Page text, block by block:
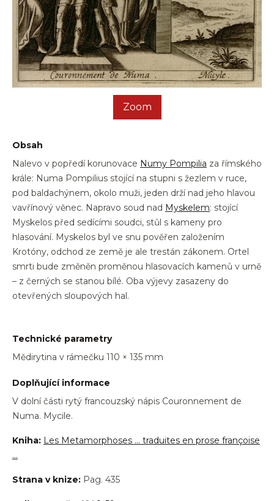
Zoom
Obsah
Nalevo v popředí korunovace Numy Pompilia za římského
krále: Numa Pompilius stojící na stupni s žezlem v ruce,
pod baldachýnem, okolo muži, jeden drží nad jeho hlavou
vavřínový věnec. Napravo soud nad Myskelem: stojící
Myskelos před sedícími soudci, stůl s kameny pro
hlasování. Myskelos byl ve snu pověřen založením
Krotóny, odchod ze země je ale trestán zákonem. Ortel
smrti bude změněn proměnou hlasovacích kamenů v urně
– z černých se stanou bílé. Oba výjevy zasazeny do
otevřených sloupových hal.
Technické parametry
Mědirytina v rámečku 110 × 135 mm
Doplňující informace
V dolní části rytý francouzský nápis Couronnement de
Numa. Mycile.
Kniha: Les Metamorphoses … traduites en prose françoise
…
Strana v knize: Pag. 435